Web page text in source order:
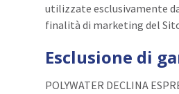
utilizzate esclusivamente
finalità di marketing del
Esclusione di
POLYWATER DECLINA